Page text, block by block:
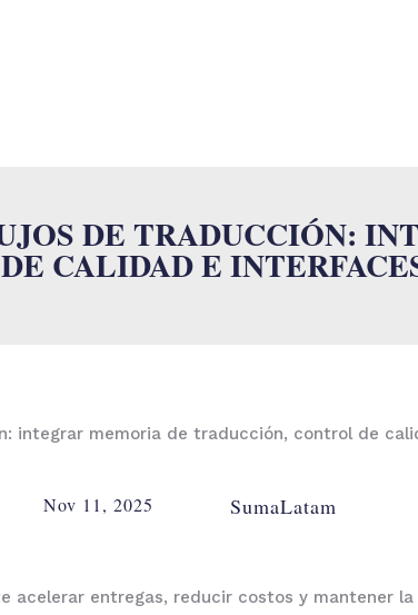
DE TRADUCCIÓN:
CALIDAD E
Nov 11, 2025 SumaLatam
acelerar entregas, reducir costos y mantener